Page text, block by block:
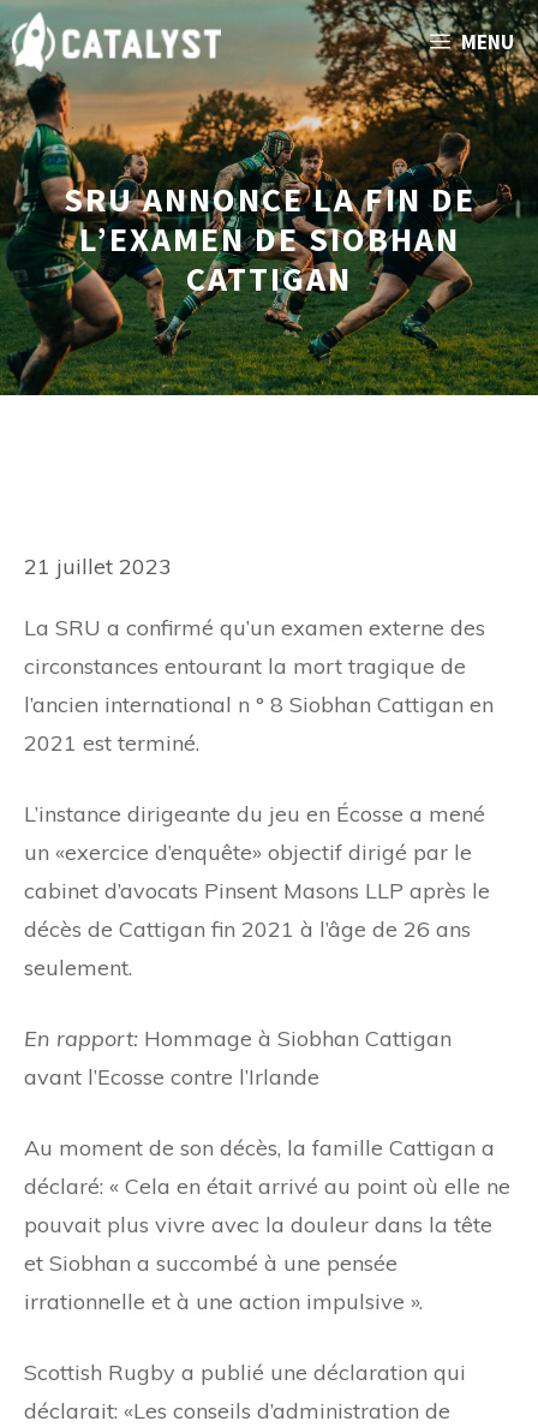
Aller
au
contenu
MENU
SRU ANNONCE LA FIN DE
L’EXAMEN DE SIOBHAN
CATTIGAN
21 juillet 2023
La SRU a confirmé qu’un examen externe des
circonstances entourant la mort tragique de
l’ancien international n ° 8 Siobhan Cattigan en
2021 est terminé.
L’instance dirigeante du jeu en Écosse a mené
un «exercice d’enquête» objectif dirigé par le
cabinet d’avocats Pinsent Masons LLP après le
décès de Cattigan fin 2021 à l’âge de 26 ans
seulement.
En rapport: Hommage à Siobhan Cattigan
avant l’Ecosse contre l’Irlande
Au moment de son décès, la famille Cattigan a
déclaré: « Cela en était arrivé au point où elle ne
pouvait plus vivre avec la douleur dans la tête
et Siobhan a succombé à une pensée
irrationnelle et à une action impulsive ».
Scottish Rugby a publié une déclaration qui
déclarait: «Les conseils d’administration de